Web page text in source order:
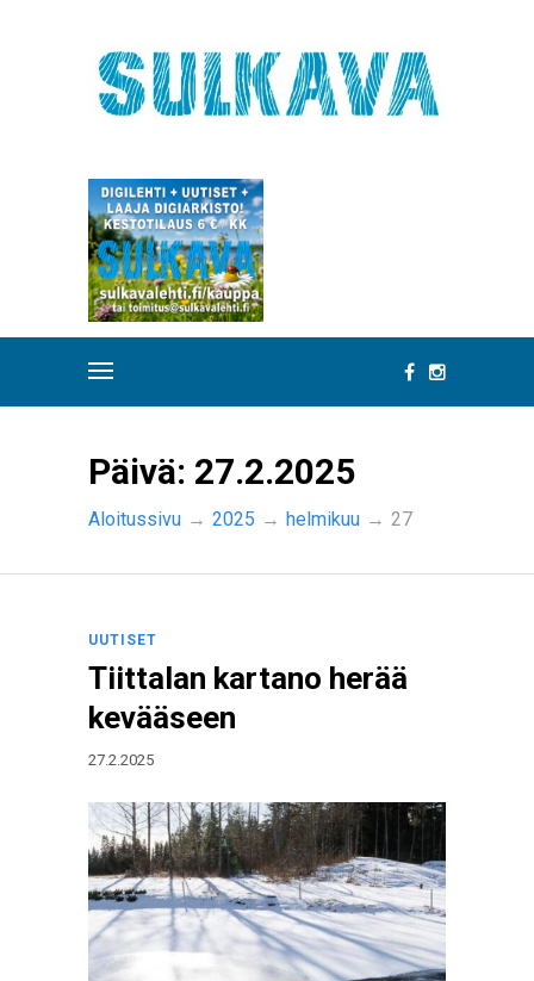
Päivä: 27.2.2025
Aloitussivu → 2025 → helmikuu → 27
UUTISET
Tiittalan kartano herää
kevääseen
27.2.2025